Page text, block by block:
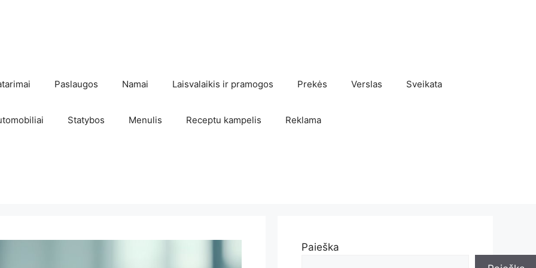
Paslaugos Namai Laisvalaikis ir pramogos Prekės Verslas Sveikata
Statybos Menulis Receptu kampelis Reklama
Paieška